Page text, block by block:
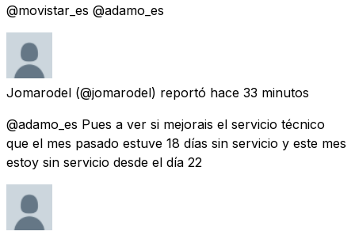
@movistar_es @adamo_es
Jomarodel (@jomarodel) reportó hace 33 minutos
@adamo_es Pues a ver si mejorais el servicio técnico
que el mes pasado estuve 18 días sin servicio y este mes
estoy sin servicio desde el día 22